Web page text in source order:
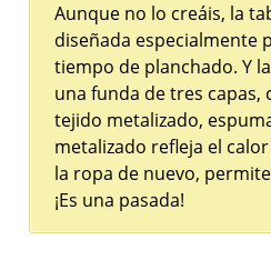
Aunque no lo creáis, la
diseñada especialmente
tiempo de planchado. Y
una funda de tres capas,
tejido metalizado,
metalizado refleja el
la ropa de nuevo,
¡Es una pasada!